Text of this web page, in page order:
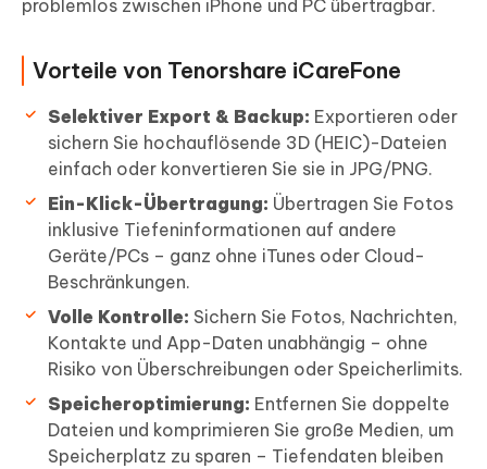
problemlos zwischen iPhone und PC übertragbar.
Vorteile von Tenorshare iCareFone
Selektiver Export & Backup: Exportieren oder
sichern Sie hochauflösende 3D (HEIC)-Dateien
einfach oder konvertieren Sie sie in JPG/PNG.
Ein-Klick-Übertragung: Übertragen Sie Fotos
inklusive Tiefeninformationen auf andere
Geräte/PCs – ganz ohne iTunes oder Cloud-
Beschränkungen.
Volle Kontrolle: Sichern Sie Fotos, Nachrichten,
Kontakte und App-Daten unabhängig – ohne
Risiko von Überschreibungen oder Speicherlimits.
Speicheroptimierung: Entfernen Sie doppelte
Dateien und komprimieren Sie große Medien, um
Speicherplatz zu sparen – Tiefendaten bleiben